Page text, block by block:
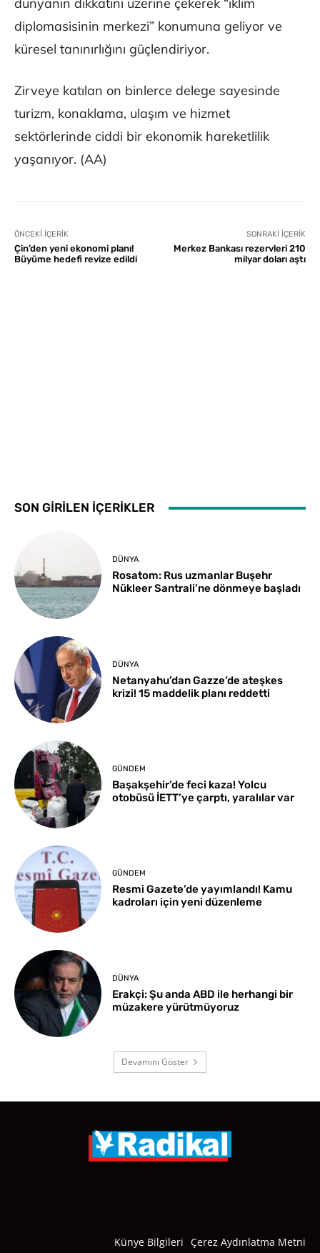
dünyanın dikkatini üzerine çekerek “iklim
diplomasisinin merkezi” konumuna geliyor ve
küresel tanınırlığını güçlendiriyor.
Zirveye katılan on binlerce delege sayesinde
turizm, konaklama, ulaşım ve hizmet
sektörlerinde ciddi bir ekonomik hareketlilik
yaşanıyor. (AA)
ÖNCEKI İÇERIK
Çin’den yeni ekonomi planı!
Büyüme hedefi revize edildi
SONRAKI İÇERIK
Merkez Bankası rezervleri 210
milyar doları aştı
SON GİRİLEN İÇERİKLER
DÜNYA
Rosatom: Rus uzmanlar Buşehr
Nükleer Santrali’ne dönmeye başladı
DÜNYA
Netanyahu’dan Gazze’de ateşkes
krizi! 15 maddelik planı reddetti
GÜNDEM
Başakşehir’de feci kaza! Yolcu
otobüsü İETT’ye çarptı, yaralılar var
GÜNDEM
Resmi Gazete’de yayımlandı! Kamu
kadroları için yeni düzenleme
DÜNYA
Erakçi: Şu anda ABD ile herhangi bir
müzakere yürütmüyoruz
Devamını Göster
Künye Bilgileri Çerez Aydınlatma Metni